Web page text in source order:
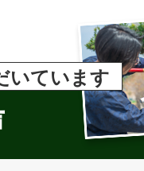
いています